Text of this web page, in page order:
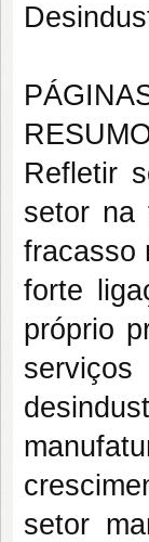
Refletir
setor na
fracasso
forte
próprio
setor